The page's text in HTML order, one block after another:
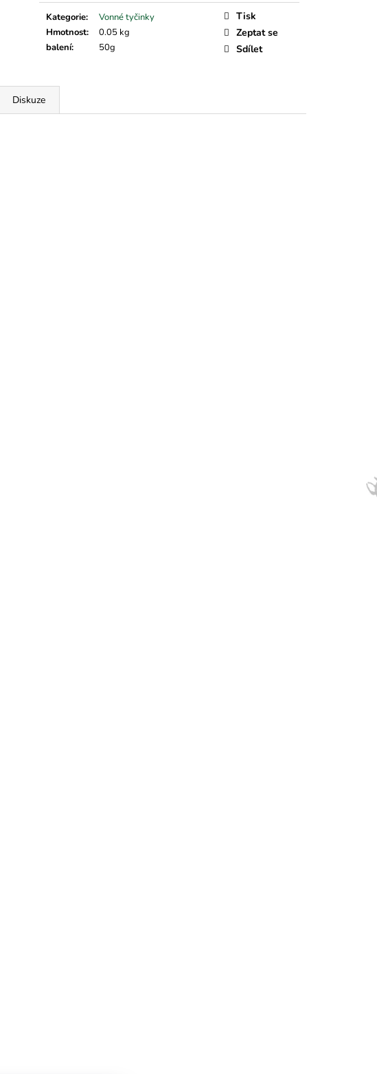
Kategorie:
Vonné tyčinky
Hmotnost:
0.05 kg
balení: 50g
Tisk
Zeptat se
Sdílet
Diskuze